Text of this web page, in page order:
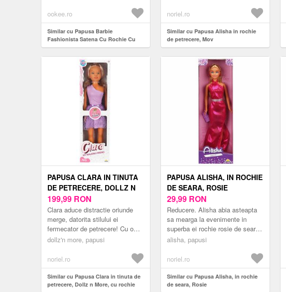
ookee.ro
Similar cu Papusa Barbie
Fashionista Satena Cu Rochie Cu
Imprimeu Floral
din ...
noriel.ro
Similar cu Papusa Alisha in rochie
de petrecere, Mov
PAPUSA CLARA IN TINUTA
DE PETRECERE, DOLLZ N
MORE, CU ROCHIE MOV, 80
CM
199,99 RON
Clara aduce distractie oriunde
merge, datorita stilului ei
fermecator de petrecere! Cu o
inaltime de 80 cm, Clara
dollz'n more, papusi
noriel.ro
Similar cu Papusa Clara in tinuta de
petrecere, Dollz n More, cu rochie
PAPUSA ALISHA, IN ROCHIE
DE SEARA, ROSIE
29,99 RON
Reducere. Alisha abia asteapta
sa mearga la evenimente in
superba ei rochie rosie de seara!
Papusa iubita Alisha se distinge
alisha, papusi
noriel.ro
Similar cu Papusa Alisha, in rochie
de seara, Rosie